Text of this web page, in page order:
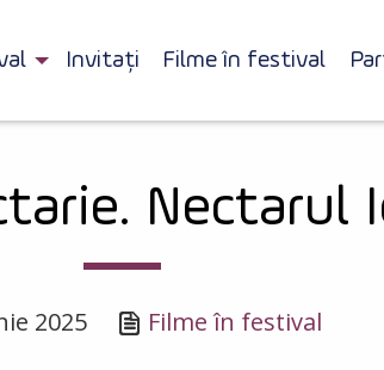
Invitați Filme în festival
Nectarul
2025 Filme în festival